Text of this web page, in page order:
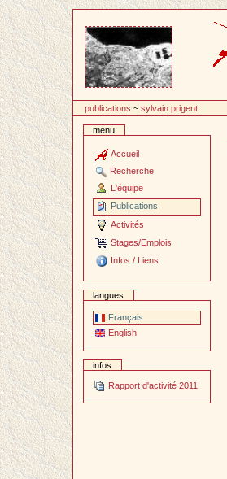
contenu
publications ~sylvain prigent
menu
Accueil
Recherche
L'équipe
Publications
Activités
Stages/Emplois
Infos / Liens
langues
Français
English
infos
Rapport d'activité 2011